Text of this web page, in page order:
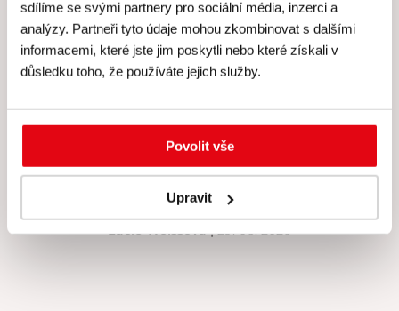
sdílíme se svými partnery pro sociální média, inzerci a
analýzy. Partneři tyto údaje mohou zkombinovat s dalšími
informacemi, které jste jim poskytli nebo které získali v
důsledku toho, že používáte jejich služby.
Povolit vše
Upravit
Hodnocení: 4.9 (216)
upéct korpus. Besky je skvělá, krásně vše vysvětlí,
pomůže, poradí, pod jejím dohledem zvládne dort snad
Lucie Weissová| 29. 06. 2026